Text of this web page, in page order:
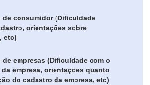
de consumidor (Dificuldade
orientações sobre
etc)
de empresas (Dificuldade com o
empresa, orientações quanto
do cadastro da empresa, etc)